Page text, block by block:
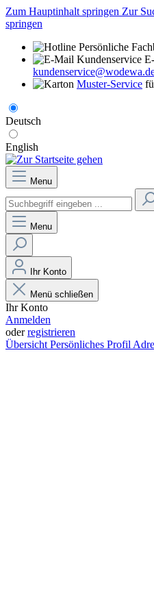
Zum Hauptinhalt springen Zur
springen
Persönliche
Muster-Service
Deutsch
English
Menu
Menu
Ihr Konto
Menü schließen
Ihr Konto
Anmelden
oderregistrieren
Übersicht Persönliches Profil